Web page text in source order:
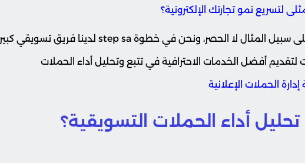
وبالطبع فإن هذه الأدوات على سبيل المثال لا الحصر، ونحن في خطوة step sa لدينا فريق تسويقي كبير
لتقديم أفضل الخدمات الاحترافية في تتبع وتحليل أداء الحملات
الحملات الإعلانية
أداء الحملات التسويقية؟